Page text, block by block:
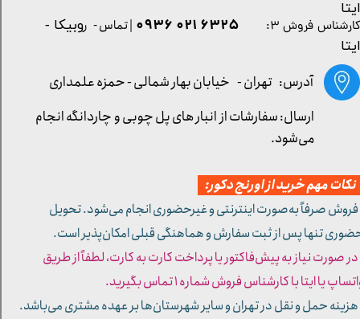
کارشناس فروش ۳: ۶۳۲۵ ۰۲۱ ۰۹۳۶ | تماس - روبیکا -
ایتا
آدرس: تهران - خیابان بهار شمالی - حمزه علمداری
مهم خرید از اورنج دکور:
صرفاً به‌صورت اینترنتی و غیرحضوری انجام می‌شود. تحویل
تنها پس از ثبت سفارش و هماهنگی قبلی امکان‌پذیر است.
صورت نیاز به پیش‌فاکتور یا پرداخت کارت به کارت، لطفاً از طریق
یا ایتا با کارشناس فروش شماره ۱ تماس بگیرید.
حمل و نقل در تهران و سایر شهرستان‌ها بر عهده مشتری می‌باشد.
ایتا
ارسال: سفارشات از انبار های پل چوبی و چاردانگه انجام
می‌شود.